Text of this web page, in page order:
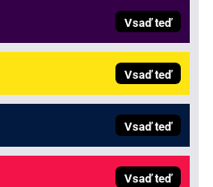
Vsaď teď
Vsaď teď
Vsaď teď
Vsaď teď